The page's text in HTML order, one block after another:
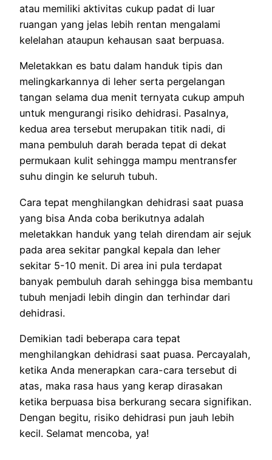
atau memiliki aktivitas cukup padat di luar
ruangan yang jelas lebih rentan mengalami
kelelahan ataupun kehausan saat berpuasa.
Meletakkan es batu dalam handuk tipis dan
melingkarkannya di leher serta pergelangan
tangan selama dua menit ternyata cukup ampuh
untuk mengurangi risiko dehidrasi. Pasalnya,
kedua area tersebut merupakan titik nadi, di
mana pembuluh darah berada tepat di dekat
permukaan kulit sehingga mampu mentransfer
suhu dingin ke seluruh tubuh.
Cara tepat menghilangkan dehidrasi saat puasa
yang bisa Anda coba berikutnya adalah
meletakkan handuk yang telah direndam air sejuk
pada area sekitar pangkal kepala dan leher
sekitar 5-10 menit. Di area ini pula terdapat
banyak pembuluh darah sehingga bisa membantu
tubuh menjadi lebih dingin dan terhindar dari
dehidrasi.
Demikian tadi beberapa cara tepat
menghilangkan dehidrasi saat puasa. Percayalah,
ketika Anda menerapkan cara-cara tersebut di
atas, maka rasa haus yang kerap dirasakan
ketika berpuasa bisa berkurang secara signifikan.
Dengan begitu, risiko dehidrasi pun jauh lebih
kecil. Selamat mencoba, ya!